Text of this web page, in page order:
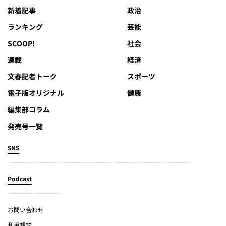
新着記事
ランキング
SCOOP!
連載
文春記者トーク
電子版オリジナル
編集部コラム
発売号一覧
政治
芸能
社会
経済
スポーツ
健康
SNS
Podcast
お問い合わせ